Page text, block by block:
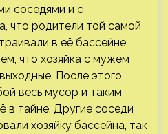
соседями и с
что родители той самой
в её бассейне
что хозяйка с мужем
После этого
весь мусор и таким
в тайне. Другие соседи
хозяйку бассейна, так